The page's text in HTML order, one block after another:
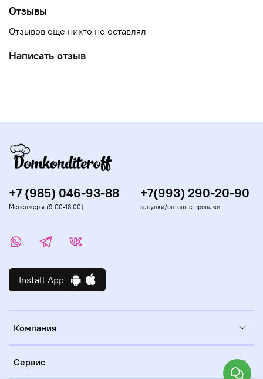
Отзывы
Отзывов еще никто не оставлял
Написать отзыв
Компания
Сервис
Install App
+7 (985) 046-93-88
Менеджеры (9.00-18.00)
+7(993) 290-20-90
закупки/оптовые продажи